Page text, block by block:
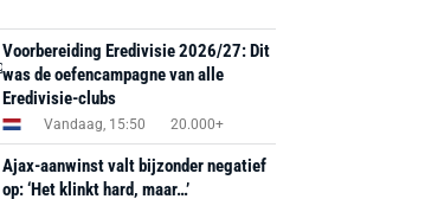
Voorbereiding Eredivisie 2026/27: Dit
was de oefencampagne van alle
Eredivisie-clubs
Vandaag, 15:50 20.000+
Ajax-aanwinst valt bijzonder negatief
op: ‘Het klinkt hard, maar…’